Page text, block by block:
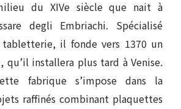
du XIVe siècle que nait à
degli Embriachi. Spécialisé
tabletterie, il fonde vers 1370 un
qu’il installera plus tard à Venise.
fabrique s’impose dans la
raffinés combinant plaquettes